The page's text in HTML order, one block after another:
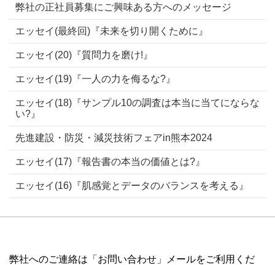
弊社の正社員募集にご興味ある方へのメッセージ
エッセイ(最終回)『未来を切り開くために』
エッセイ(20)『質問力を磨け!』
エッセイ(19)『一人の力を侮るな?』
エッセイ(18)『サンプル10の調査は本当に当てにならな
い?』
先進建設・防災・減災技術フェアin熊本2024
エッセイ(17)『報告書の本当の価値とは?』
エッセイ(16)『肌感覚とデータのバランスを考える』
弊社へのご連絡は「お問い合わせ」メールをご利用くだ